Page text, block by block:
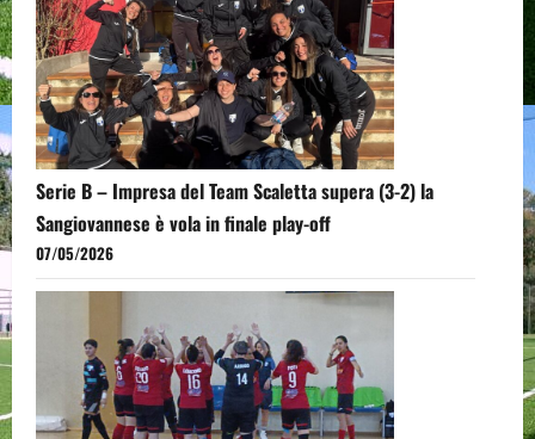
Serie B – Impresa del Team Scaletta supera (3-2) la
Sangiovannese è vola in finale play-off
07/05/2026